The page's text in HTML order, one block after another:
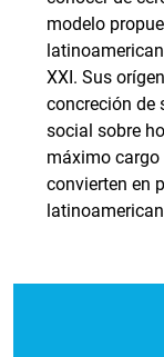
modelo
XXI. Sus
concreción de
social sobre
máximo cargo
convierten en